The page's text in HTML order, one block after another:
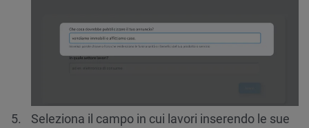
Seleziona il campo in cui lavori inserendo le sue